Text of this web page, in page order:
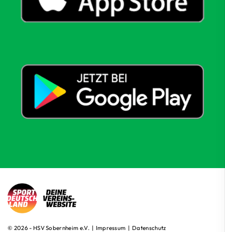
© 2026 - HSV Sobernheim e.V. | Impressum | Datenschutz